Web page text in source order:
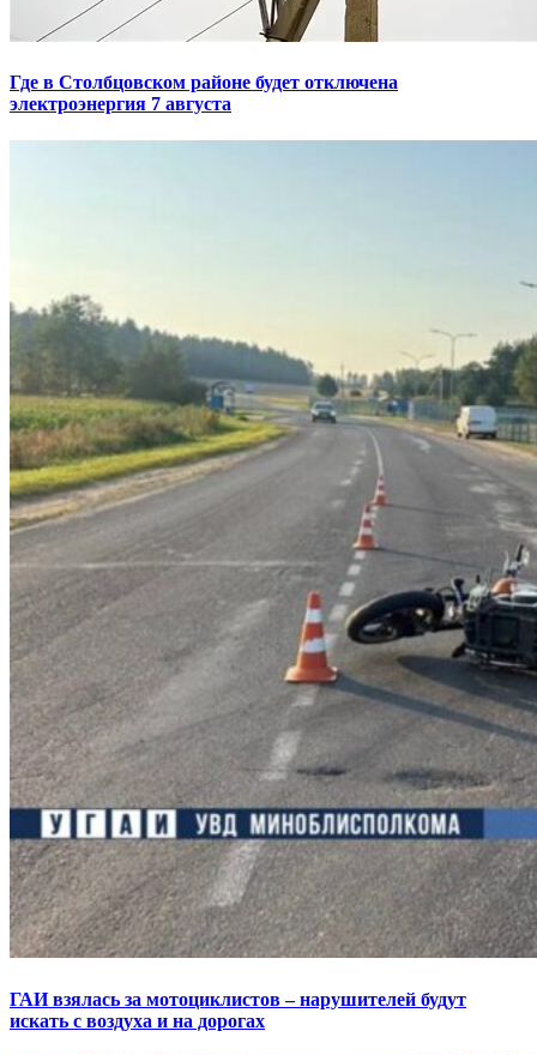
Где в Столбцовском районе будет отключена
электроэнергия 7 августа
ГАИ взялась за мотоциклистов – нарушителей будут
искать с воздуха и на дорогах